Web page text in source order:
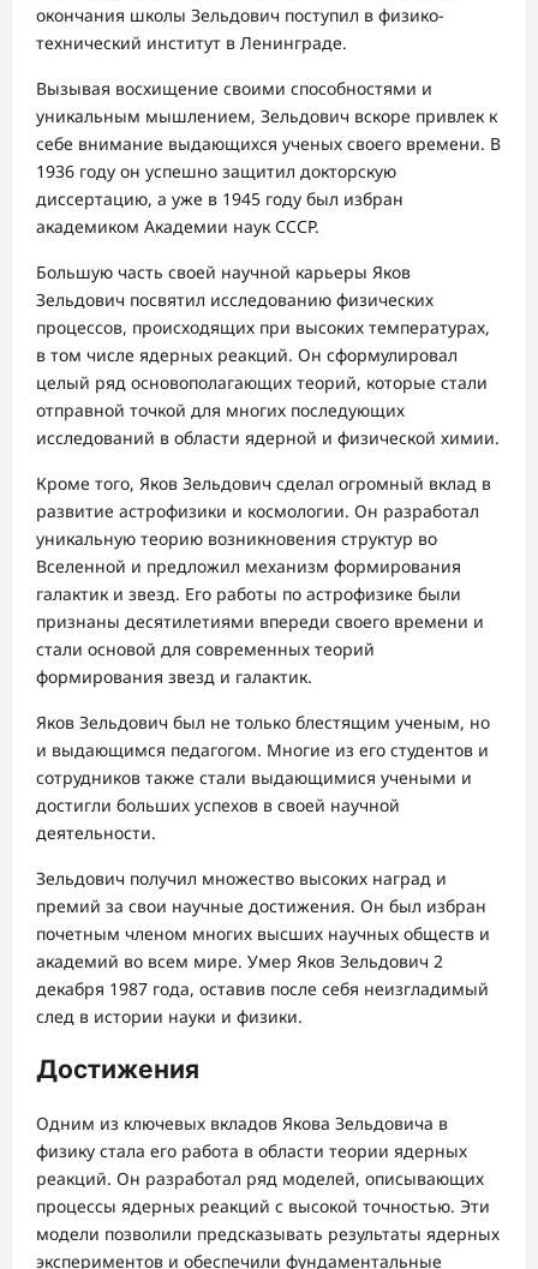
окончания школы Зельдович поступил в физико-
технический институт в Ленинграде.
Вызывая восхищение своими способностями и
уникальным мышлением, Зельдович вскоре привлек к
себе внимание выдающихся ученых своего времени. В
1936 году он успешно защитил докторскую
диссертацию, а уже в 1945 году был избран
академиком Академии наук СССР.
Большую часть своей научной карьеры Яков
Зельдович посвятил исследованию физических
процессов, происходящих при высоких температурах,
в том числе ядерных реакций. Он сформулировал
целый ряд основополагающих теорий, которые стали
отправной точкой для многих последующих
исследований в области ядерной и физической химии.
Кроме того, Яков Зельдович сделал огромный вклад в
развитие астрофизики и космологии. Он разработал
уникальную теорию возникновения структур во
Вселенной и предложил механизм формирования
галактик и звезд. Его работы по астрофизике были
признаны десятилетиями впереди своего времени и
стали основой для современных теорий
формирования звезд и галактик.
Яков Зельдович был не только блестящим ученым, но
и выдающимся педагогом. Многие из его студентов и
сотрудников также стали выдающимися учеными и
достигли больших успехов в своей научной
деятельности.
Зельдович получил множество высоких наград и
премий за свои научные достижения. Он был избран
почетным членом многих высших научных обществ и
академий во всем мире. Умер Яков Зельдович 2
декабря 1987 года, оставив после себя неизгладимый
след в истории науки и физики.
Достижения
Одним из ключевых вкладов Якова Зельдовича в
физику стала его работа в области теории ядерных
реакций. Он разработал ряд моделей, описывающих
процессы ядерных реакций с высокой точностью. Эти
модели позволили предсказывать результаты ядерных
экспериментов и обеспечили фундаментальные